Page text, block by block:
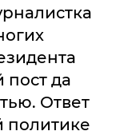
пост да
Ответ
политике